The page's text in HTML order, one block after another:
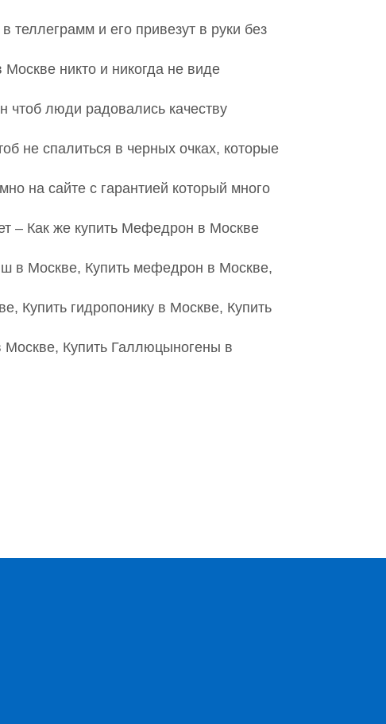
теллеграмм и его привезут в руки без
никто и никогда не виде
чтоб люди радовались качеству
не спалиться в черных очках, которые
на сайте с гарантией который много
– Как же купить Мефедрон в Москве
в Москве, Купить мефедрон в Москве,
Купить гидропонику в Москве, Купить
Купить Галлюцыногены в